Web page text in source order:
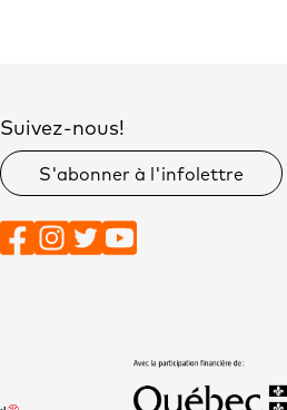
Suivez-nous!
S'abonner à l'infolettre